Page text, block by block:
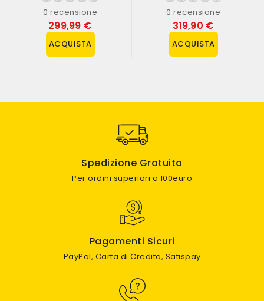
0 recensione
299,99 €
ACQUISTA
0 recensione
319,90 €
ACQUISTA
Spedizione Gratuita
Per ordini superiori a 100euro
Pagamenti Sicuri
PayPal, Carta di Credito, Satispay